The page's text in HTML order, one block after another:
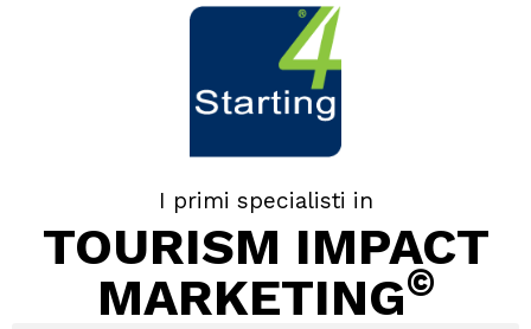
I primi specialisti in
TOURISM IMPACT
MARKETING©